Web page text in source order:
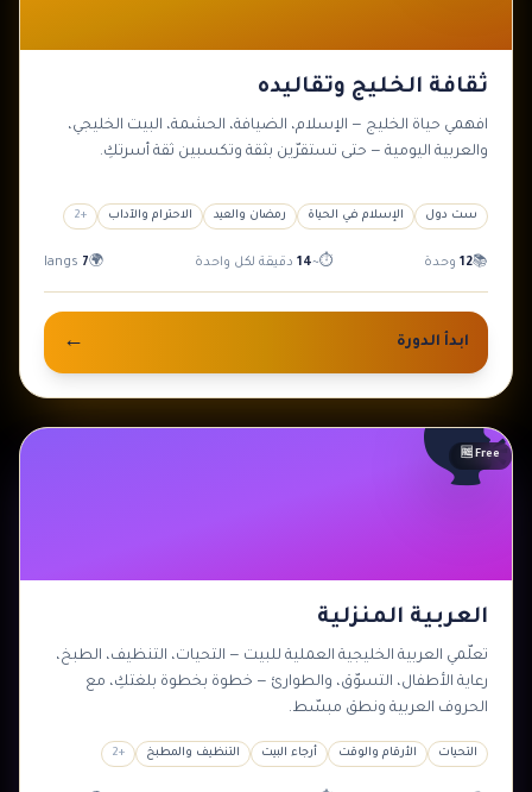
ثقافة الخليج وتقاليده
افهمي حياة الخليج — الإسلام، الضيافة، الحشمة، البيت الخليجي،
والعربية اليومية — حتى تستقرّين بثقة وتكسبين ثقة أسرتكِ.
ست دول الإسلام في الحياة رمضان والعيد الاحترام والآداب +
2
📚
12 وحدة ⏱
~
14 دقيقة لكل واحدة 🌍
7
ابدأ الدورة ←
🗣️
مبتدئ
🆓 Free
العربية المنزلية
تعلّمي العربية الخليجية العملية للبيت — التحيات، التنظيف، الطبخ،
رعاية الأطفال، التسوّق، والطوارئ — خطوة بخطوة بلغتكِ، مع
الحروف العربية ونطق مبسّط.
التحيات الأرقام والوقت أرجاء البيت التنظيف والمطبخ +
2